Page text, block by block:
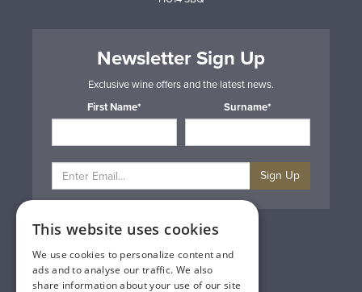
Newsletter Sign Up
Exclusive wine offers and the latest news.
First Name*
Surname*
Sign Up
Privacy & Cookie Policy
Gift Cards
Terms & Conditions
Delivery & Returns
This website uses cookies
We use cookies to personalize content and
ads and to analyse our traffic. We also
share information about your use of our site